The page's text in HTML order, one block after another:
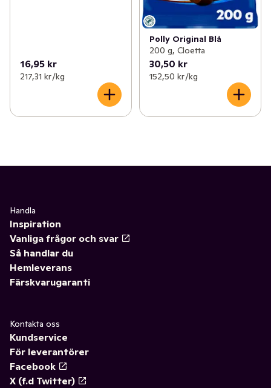
16,95 kr
217,31 kr /kg
Polly Original Blå
200 g, Cloetta
30,50 kr
152,50 kr /kg
Handla
Inspiration
Vanliga frågor och svar
Så handlar du
Hemleverans
Färskvarugaranti
Kontakta oss
Kundservice
För leverantörer
Facebook
X (f.d Twitter)